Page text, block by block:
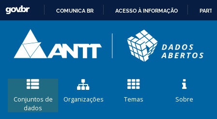
CONTEÚDO
COMUNICA BR ACESSO À INFORMAÇÃO
Conjuntos de
dados
Organizações Temas Sobre